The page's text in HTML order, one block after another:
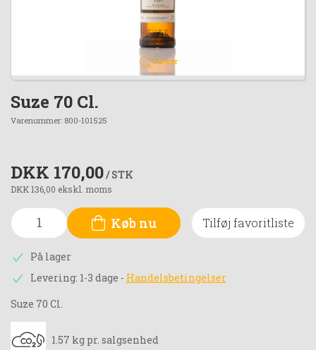
Forstør
Suze 70 Cl.
Varenummer: 800-101525
DKK 170,00/ STK
DKK 136,00 ekskl. moms
Køb nu Tilføj favoritliste
På lager
Levering: 1-3 dage - Handelsbetingelser
Suze 70 Cl.
1.57 kg pr. salgsenhed